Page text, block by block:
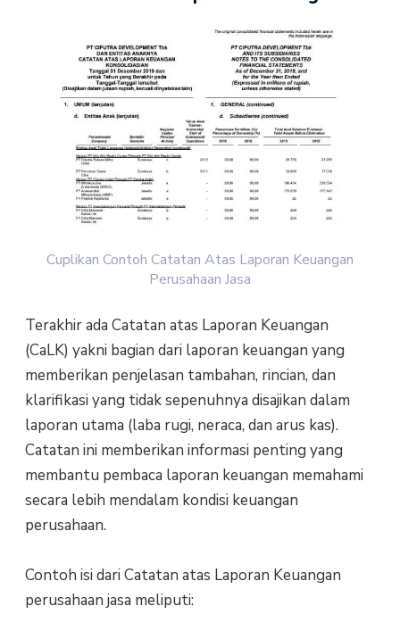
Cuplikan Contoh Catatan Atas Laporan Keuangan
Perusahaan Jasa
Terakhir ada Catatan atas Laporan Keuangan
(CaLK) yakni bagian dari laporan keuangan yang
memberikan penjelasan tambahan, rincian, dan
klarifikasi yang tidak sepenuhnya disajikan dalam
laporan utama (laba rugi, neraca, dan arus kas).
Catatan ini memberikan informasi penting yang
membantu pembaca laporan keuangan memahami
secara lebih mendalam kondisi keuangan
perusahaan.
Contoh isi dari Catatan atas Laporan Keuangan
perusahaan jasa meliputi: